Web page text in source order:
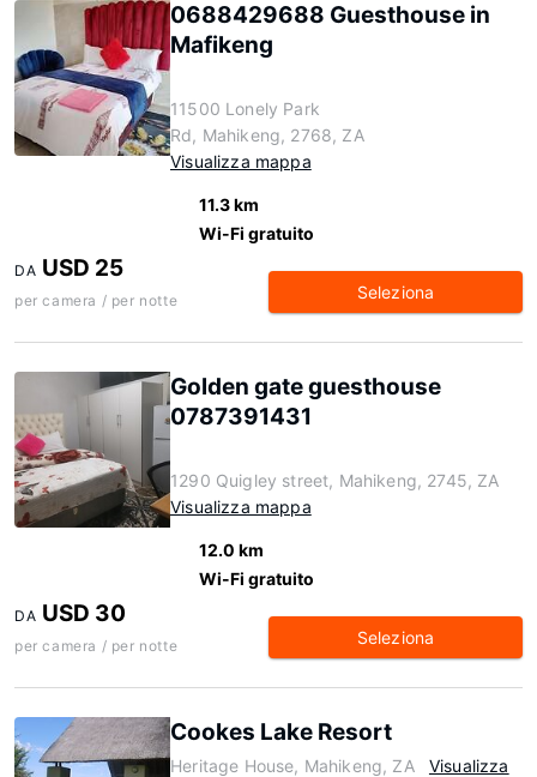
0688429688 Guesthouse in
Mafikeng
11500 Lonely Park
Rd, Mahikeng, 2768, ZA
Visualizza mappa
11.3 km
Wi-Fi gratuito
DA USD 25
per camera / per notte Seleziona
Golden gate guesthouse
0787391431
1290 Quigley street, Mahikeng, 2745, ZA
Visualizza mappa
12.0 km
Wi-Fi gratuito
DA USD 30
per camera / per notte Seleziona
Cookes Lake Resort
Heritage House, Mahikeng, ZA
Visualizza